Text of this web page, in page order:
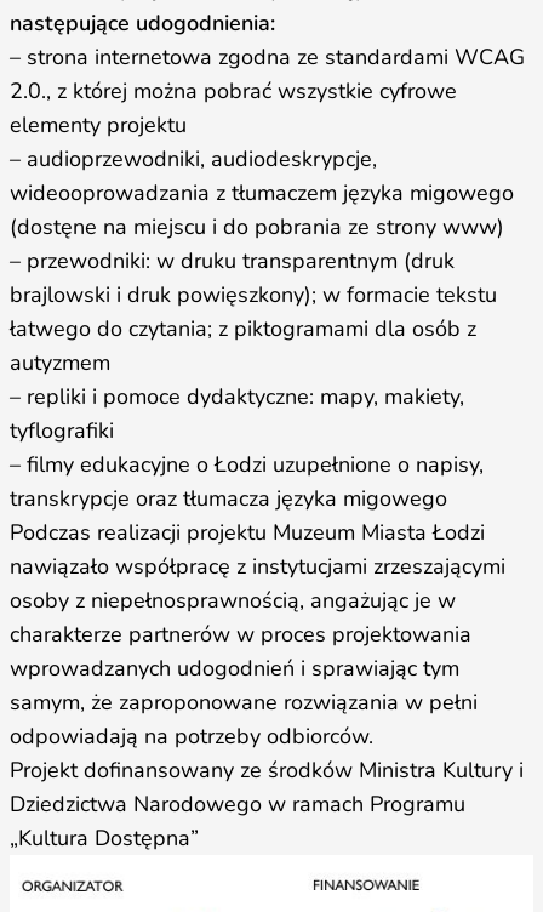
następujące udogodnienia:
– strona internetowa zgodna ze standardami WCAG
2.0., z której można pobrać wszystkie cyfrowe
elementy projektu
– audioprzewodniki, audiodeskrypcje,
wideooprowadzania z tłumaczem języka migowego
(dostęne na miejscu i do pobrania ze strony www)
– przewodniki: w druku transparentnym (druk
brajlowski i druk powięszkony); w formacie tekstu
łatwego do czytania; z piktogramami dla osób z
autyzmem
– repliki i pomoce dydaktyczne: mapy, makiety,
tyflografiki
– filmy edukacyjne o Łodzi uzupełnione o napisy,
transkrypcje oraz tłumacza języka migowego
Podczas realizacji projektu Muzeum Miasta Łodzi
nawiązało współpracę z instytucjami zrzeszającymi
osoby z niepełnosprawnością, angażując je w
charakterze partnerów w proces projektowania
wprowadzanych udogodnień i sprawiając tym
samym, że zaproponowane rozwiązania w pełni
odpowiadają na potrzeby odbiorców.
Projekt dofinansowany ze środków Ministra Kultury i
Dziedzictwa Narodowego w ramach Programu
„Kultura Dostępna”